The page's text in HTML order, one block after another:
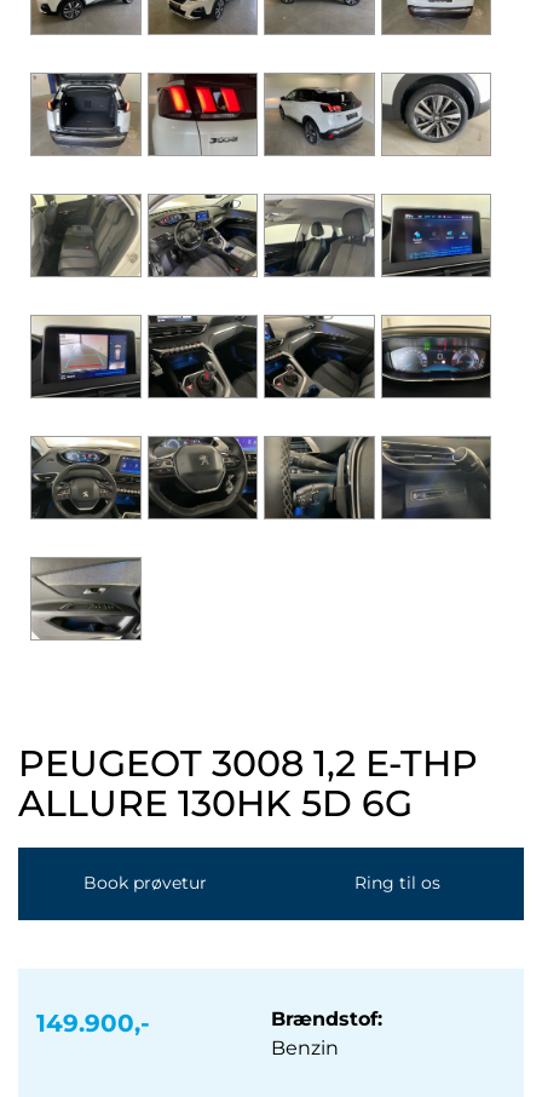
PEUGEOT 3008 1,2 E-THP
ALLURE 130HK 5D 6G
Book prøvetur Ring til os
149.900,-
Brændstof:
Benzin